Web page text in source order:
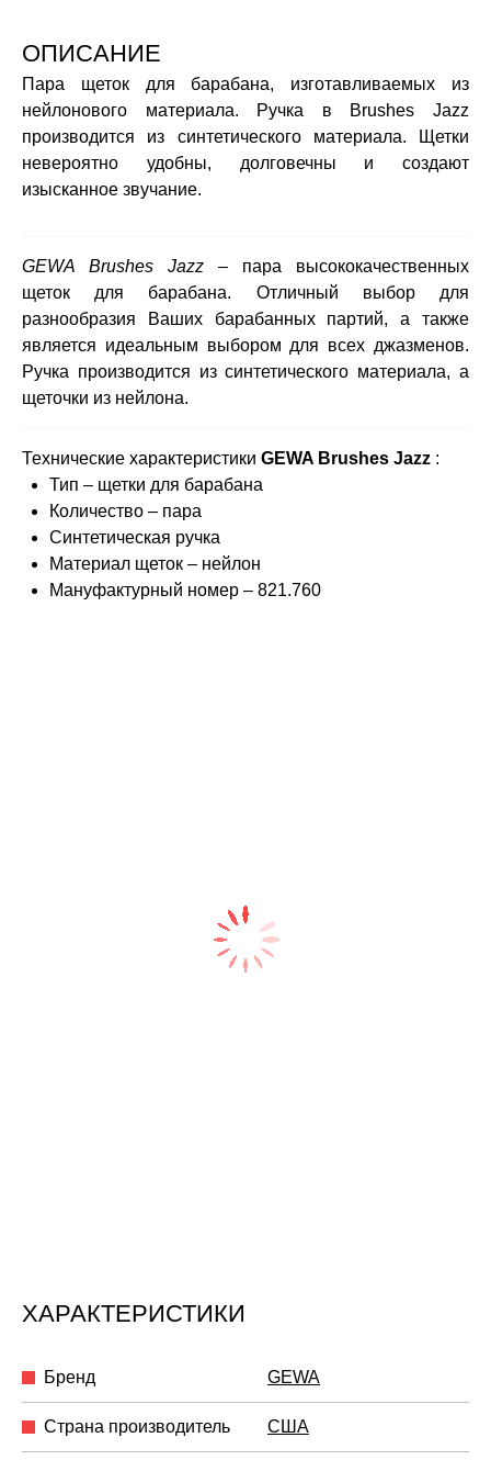
ОПИСАНИЕ
Пара щеток для барабана, изготавливаемых из
нейлонового материала. Ручка в Brushes Jazz
производится из синтетического материала. Щетки
невероятно удобны, долговечны и создают
изысканное звучание.
GEWA Brushes Jazz – пара высококачественных
щеток для барабана. Отличный выбор для
разнообразия Ваших барабанных партий, а также
является идеальным выбором для всех джазменов.
Ручка производится из синтетического материала, а
щеточки из нейлона.
Технические характеристики GEWA Brushes Jazz :
Тип – щетки для барабана
Количество – пара
Синтетическая ручка
Материал щеток – нейлон
Мануфактурный номер – 821.760
ХАРАКТЕРИСТИКИ
Бренд GEWA
Страна производитель США